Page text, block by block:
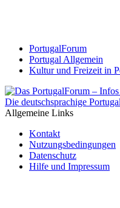
PortugalForum
Portugal Allgemein
Kultur und Freizeit in
Die deutschsprachige
Allgemeine Links
Kontakt
Nutzungsbedingungen
Datenschutz
Hilfe und Impressum